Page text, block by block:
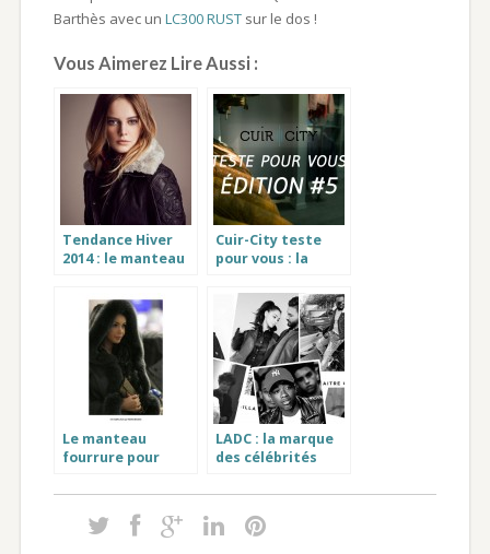
Barthès avec un LC300 RUSTsur le dos !
Vous Aimerez Lire Aussi :
Tendance Hiver
2014 : le manteau
le blouson col
fourrure
Cuir-City teste
pour vous : la
fourrure Ice
Cream
Le manteau
fourrure pour
Nabilla Benattia :
le PARIS OX
d’Intuition
LADC : la marque
des célébrités